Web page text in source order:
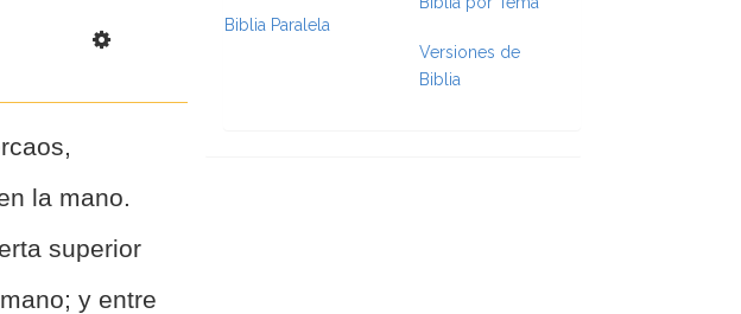
Scripture Formatting
la mano.
superior
y entre
Biblia Paralela
Versiones de
Biblia